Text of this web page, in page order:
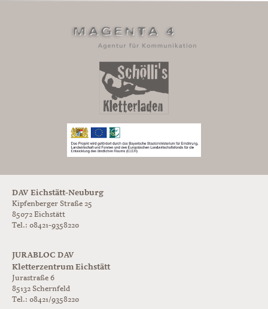
DAV Eichstätt-Neuburg
Kipfenberger Straße 25
85072 Eichstätt
Tel.: 08421-9358220
JURABLOC DAV
Kletterzentrum Eichstätt
Jurastraße 6
85132 Schernfeld
Tel.: 08421/9358220